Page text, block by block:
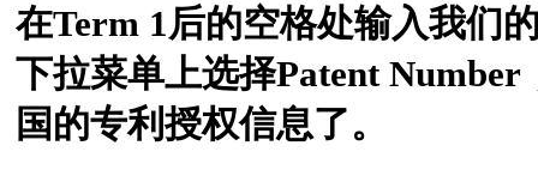
在Term 1后的空格处输入我们
下拉菜单上选择Patent
国的专利授权信息了。